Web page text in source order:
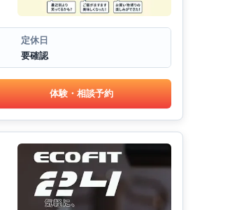
定休日
要確認
体験・相談予約